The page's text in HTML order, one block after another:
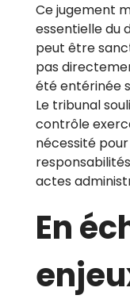
Ce jugement
essentielle du
peut être
pas
été entérinée
Le tribunal
contrôle
nécessité
actes
En